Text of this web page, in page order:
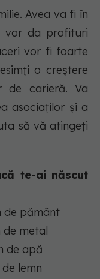
Avea va fi în
vor da profituri
vor fi foarte
o creștere
de carieră. Va
asociaților și a
să vă atingeți
te-ai născut
de pământ
de metal
de apă
de lemn